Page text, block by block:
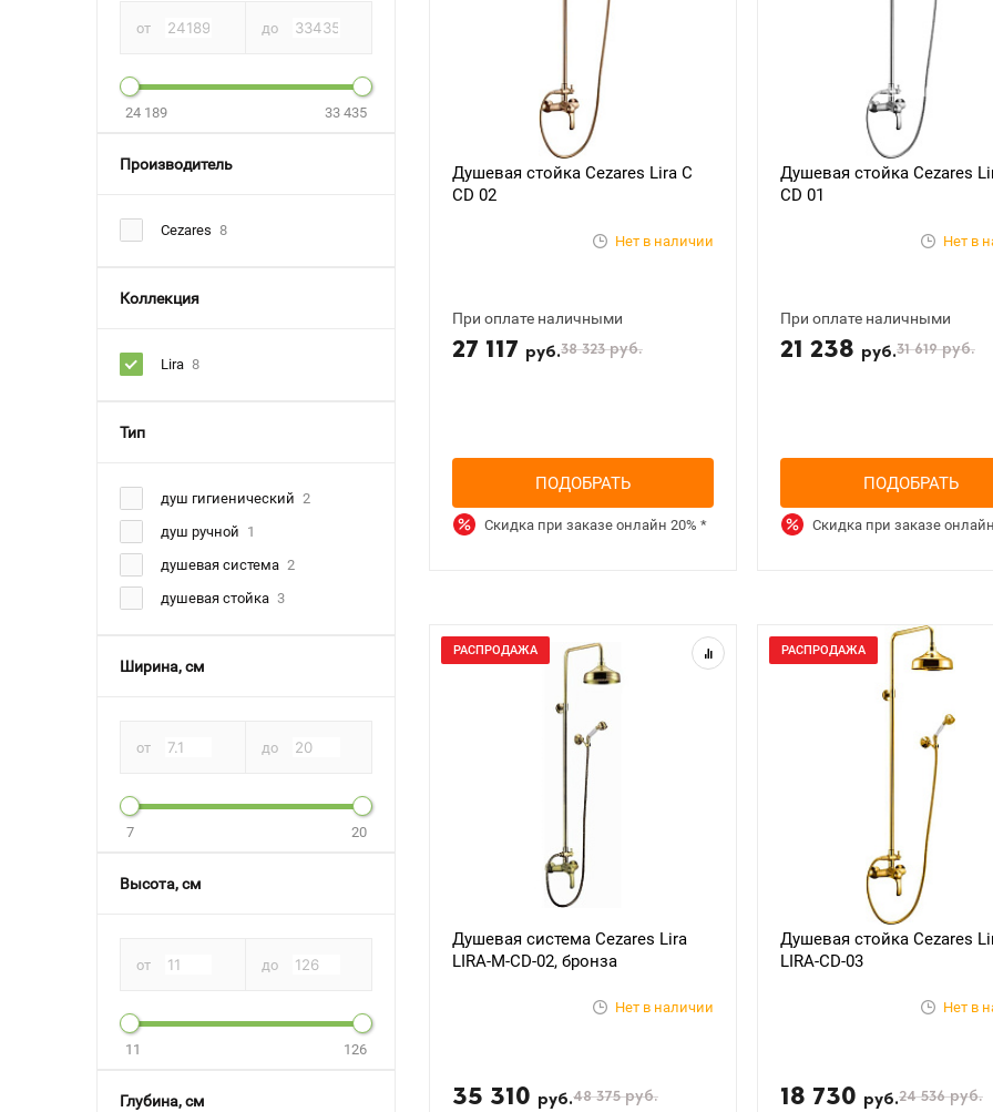
от до
24 189 33 435
Производитель
Cezares 8
Коллекция
Lira 8
Тип
душ гигиенический 2
душ ручной 1
душевая система 2
душевая стойка 3
Ширина, см
от до
7 20
Высота, см
от до
11 126
Глубина, см
Душевая стойка Cezares Lira C
CD 02
Нет в наличии
При оплате наличными
27 117 руб.38 323руб.
ПОДОБРАТЬ
Скидка при заказе онлайн20%*
Душевая стойка Cezares
CD 01
Нет в
При оплате наличными
21 238 руб.31 619руб.
ПОДОБРАТЬ
Скидка при заказе онлайн
РАСПРОДАЖА
Душевая система Cezares Lira
LIRA-M-CD-02, бронза
Нет в наличии
35 310 руб.48 375руб.
РАСПРОДАЖА
Душевая стойка Cezares
LIRA-CD-03
Нет в
18 730 руб.24 536руб.